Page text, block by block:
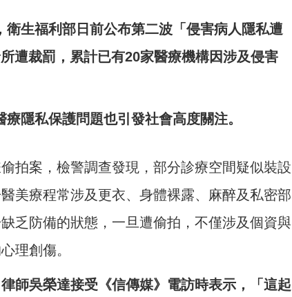
衛生福利部日前公布第二波「侵害病人隱私遭
遭裁罰，累計已有20家醫療機構因涉及侵害
隱私保護問題也引發社會高度關注。
拍案，檢警調查發現，部分診療空間疑似裝設
美療程常涉及更衣、身體裸露、麻醉及私密部
乏防備的狀態，一旦遭偷拍，不僅涉及個資與
理創傷。
師吳榮達接受《信傳媒》電訪時表示，「這起